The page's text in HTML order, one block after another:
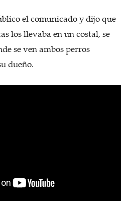
el comunicado y dijo que
los llevaba en un costal, se
se ven ambos perros
dueño.